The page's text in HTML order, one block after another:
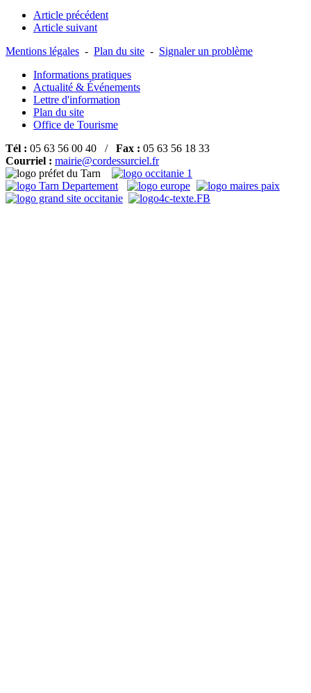
Article précédent
Article suivant
Mentions légales - Plan du site - Signaler un problème
Informations pratiques
Actualité & Événements
Lettre d'information
Plan du site
Office de Tourisme
Tél : 05 63 56 00 40 / Fax : 05 63 56 18 33
Courriel : mairie@cordessurciel.fr